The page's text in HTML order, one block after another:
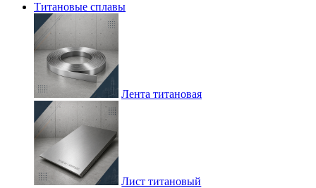
Титановые сплавы
Лента титановая
Лист титановый